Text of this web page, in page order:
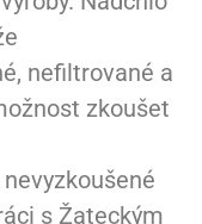
nefiltrované a
zkoušet
s Žateckým